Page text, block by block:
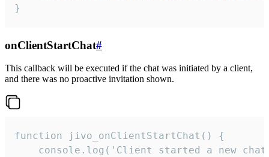
}
onClientStartChat#
This callback will be executed if the chat was initiated by a client,
and there was no proactive invitation shown.
function jivo_onClientStartChat() {
console.log('Client started a new